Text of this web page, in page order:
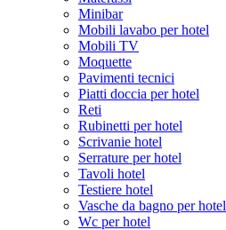
Minibar
Mobili lavabo per hotel
Mobili TV
Moquette
Pavimenti tecnici
Piatti doccia per hotel
Reti
Rubinetti per hotel
Scrivanie hotel
Serrature per hotel
Tavoli hotel
Testiere hotel
Vasche da bagno per hotel
Wc per hotel